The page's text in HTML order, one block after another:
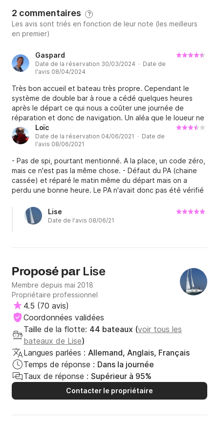
2 commentaires ?
Les avis sont triés en fonction de leur note (les meilleurs
en premier)
Gaspard
Date de la réservation 30/03/2024 · Date de
l'avis 08/04/2024
Très bon accueil et bateau très propre. Cependant le
système de double bar à roue a cédé quelques heures
après le départ ce qui nous a coûter une journée de
réparation et donc de navigation. Un aléa que le loueur ne
pouvait ps prévoir mais qui aurait pu être désastreux
(avaries survenue juste à l’entrée du Beniguet)
Loïc
Date de la réservation 04/06/2021 · Date de
l'avis 08/06/2021
- Pas de spi, pourtant mentionné. A la place, un code zéro,
mais ce n'est pas la même chose. - Défaut du PA (chaine
cassée) et réparé le matin même du départ mais on a
perdu une bonne heure. Le PA n'avait donc pas été vérifié
de ris
Lise
Date de l'avis 08/06/21
Proposé par Lise
Membre depuis mai 2018
Propriétaire professionnel
4.5 (70 avis)
Coordonnées validées
Taille de la flotte: 44 bateaux (voir tous les
bateaux de Lise)
Langues parlées : Allemand, Anglais, Français
Temps de réponse : Dans la journée
Taux de réponse : Supérieur à 95%
Contacter le propriétaire